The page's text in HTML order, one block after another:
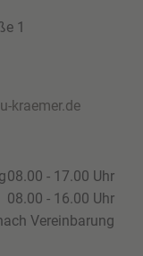
1
kraemer.de
08.00 - 17.00 Uhr
08.00 - 16.00 Uhr
Vereinbarung